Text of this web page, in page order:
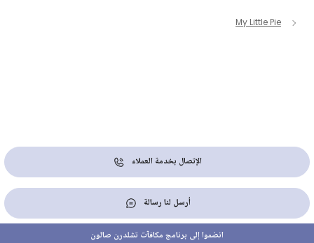
My Little Pie
الإتصال بخدمة العملاء
أرسل لنا رسالة
انضموا إلى برنامج مكافآت تشلدرن صالون